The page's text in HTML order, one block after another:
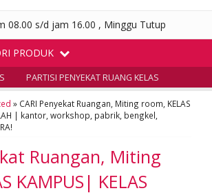
08.00 s/d jam 16.00 , Minggu Tutup
PRODUK
PARTISI PENYEKAT RUANG KELAS
» CARI Penyekat Ruangan, Miting room, KELAS
| kantor, workshop, pabrik, bengkel,
Ruangan, Miting
KAMPUS| KELAS